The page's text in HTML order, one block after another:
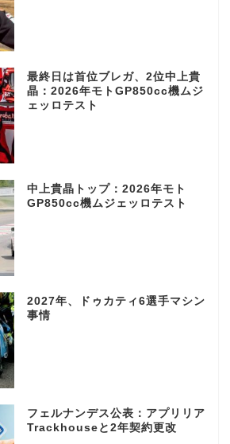
最終日は首位ブレガ、2位中上貴
晶：2026年モトGP850cc機ムジ
ェッロテスト
中上貴晶トップ：2026年モト
GP850cc機ムジェッロテスト
2027年、ドゥカティ6選手マシン
事情
フェルナンデス公表：アプリリア
Trackhouseと2年契約更改